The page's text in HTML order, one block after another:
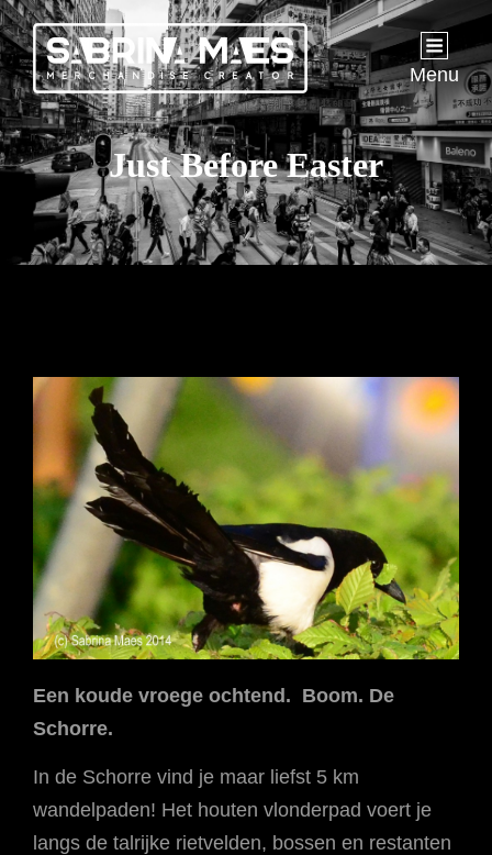
Menu
Just Before Easter
Een koude vroege ochtend. Boom. De
Schorre.
In de Schorre vind je maar liefst 5 km
wandelpaden! Het houten vlonderpad voert je
langs de talrijke rietvelden, bossen en restanten